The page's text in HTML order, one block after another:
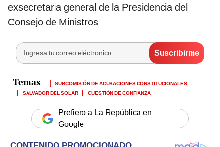
exsecretaria general de la Presidencia del
Consejo de Ministros
SUBCOMISIÓN DE ACUSACIONES CONSTITUCIONALES
SALVADOR DEL SOLAR
CUESTIÓN DE CONFIANZA
Prefiero a La República en
Google